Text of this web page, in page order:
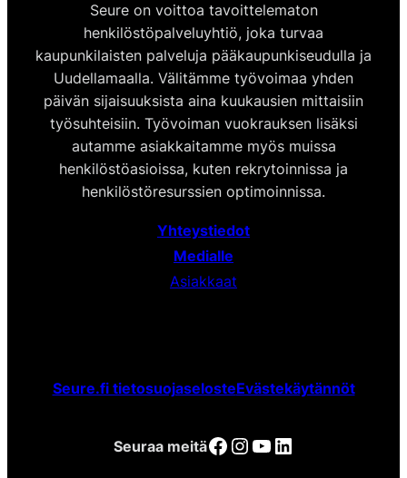
Seure on voittoa tavoittelematon
henkilöstöpalveluyhtiö, joka turvaa
kaupunkilaisten palveluja pääkaupunkiseudulla ja
Uudellamaalla. Välitämme työvoimaa yhden
päivän sijaisuuksista aina kuukausien mittaisiin
työsuhteisiin. Työvoiman vuokrauksen lisäksi
autamme asiakkaitamme myös muissa
henkilöstöasioissa, kuten rekrytoinnissa ja
henkilöstöresurssien optimoinnissa.
Yhteystiedot
Medialle
Asiakkaat
Seure.fi tietosuojaselosteEvästekäytännöt
Seuraa meitäFacebook Instagram YouTube LinkedIn